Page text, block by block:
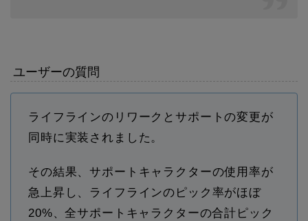
ユーザーの質問
ライフラインのリワークとサポートの変更が
同時に実装されました。
その結果、サポートキャラクターの使用率が
急上昇し、ライフラインのピック率がほぼ
20%、全サポートキャラクターの合計ピック